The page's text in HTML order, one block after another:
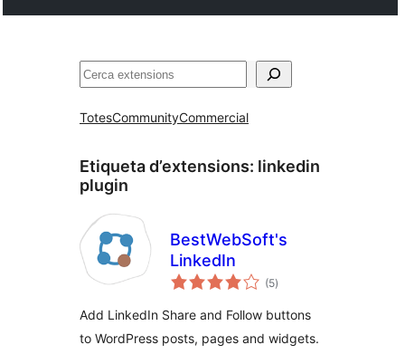
Cerca
TotesCommunityCommercial
Etiqueta d’extensions: linkedin
plugin
BestWebSoft's
LinkedIn
(5puntuacions
totals
)
Add LinkedIn Share and Follow buttons
to WordPress posts, pages and widgets.